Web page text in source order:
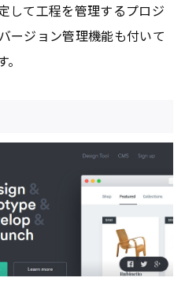
して工程を管理するプロジ
ージョン管理機能も付いて